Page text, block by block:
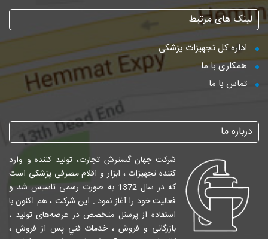
لینک های مرتبط
اداره کل تجهیزات پزشکی
همکاری با ما
تماس با ما
درباره ما
شرکت جهان گسترش تجارت، تولید کننده و وارد
کننده تجهیزات ، ابزار و اقلام مصرفی پزشکی است
که در سال 1372 به صورت رسمی تاسیس شد و
فعالیت خود را آغاز نمود . این شرکت ، هم اکنون با
استفاده از پرسنل متخصص در عرصه‌های تولید ،
بازرگانی و فروش ، خدمات فني پس از فروش ،